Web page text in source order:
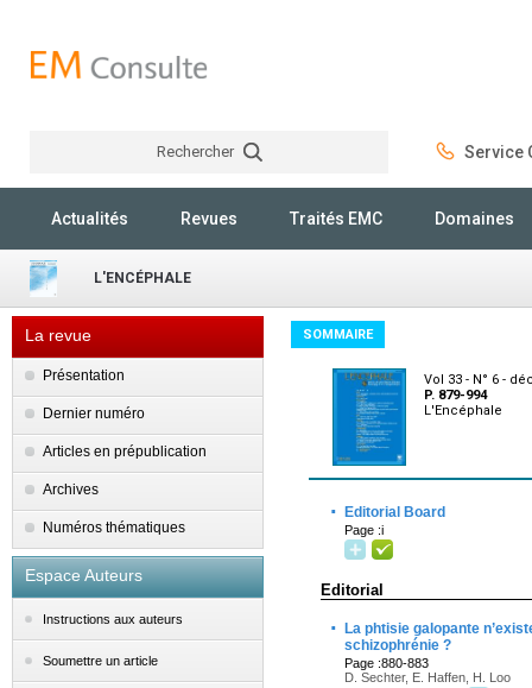
Rechercher Service
Actualités Revues Traités EMC Domaines
L'ENCÉPHALE
La revue
Présentation
Dernier numéro
Articles en prépublication
Archives
Numéros thématiques
Espace Auteurs
Instructions aux auteurs
Soumettre un article
SOMMAIRE
Vol 33 - N° 6 -
P. 879-994
L'Encéphale
· Editorial Board
Page :i
Editorial
·
La phtisie galopante
schizophrénie ?
Page :880-883
D. Sechter, E. Haffen, H. Loo